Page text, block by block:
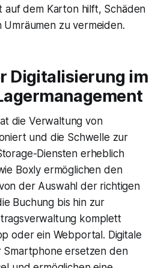
auf dem Karton hilft, Schäden
Umräumen zu vermeiden.
Digitalisierung im
die Verwaltung von
und die Schwelle zur
Diensten erheblich
Boxly ermöglichen den
der Auswahl der richtigen
Buchung bis hin zur
komplett
oder ein Webportal. Digitale
Smartphone ersetzen den